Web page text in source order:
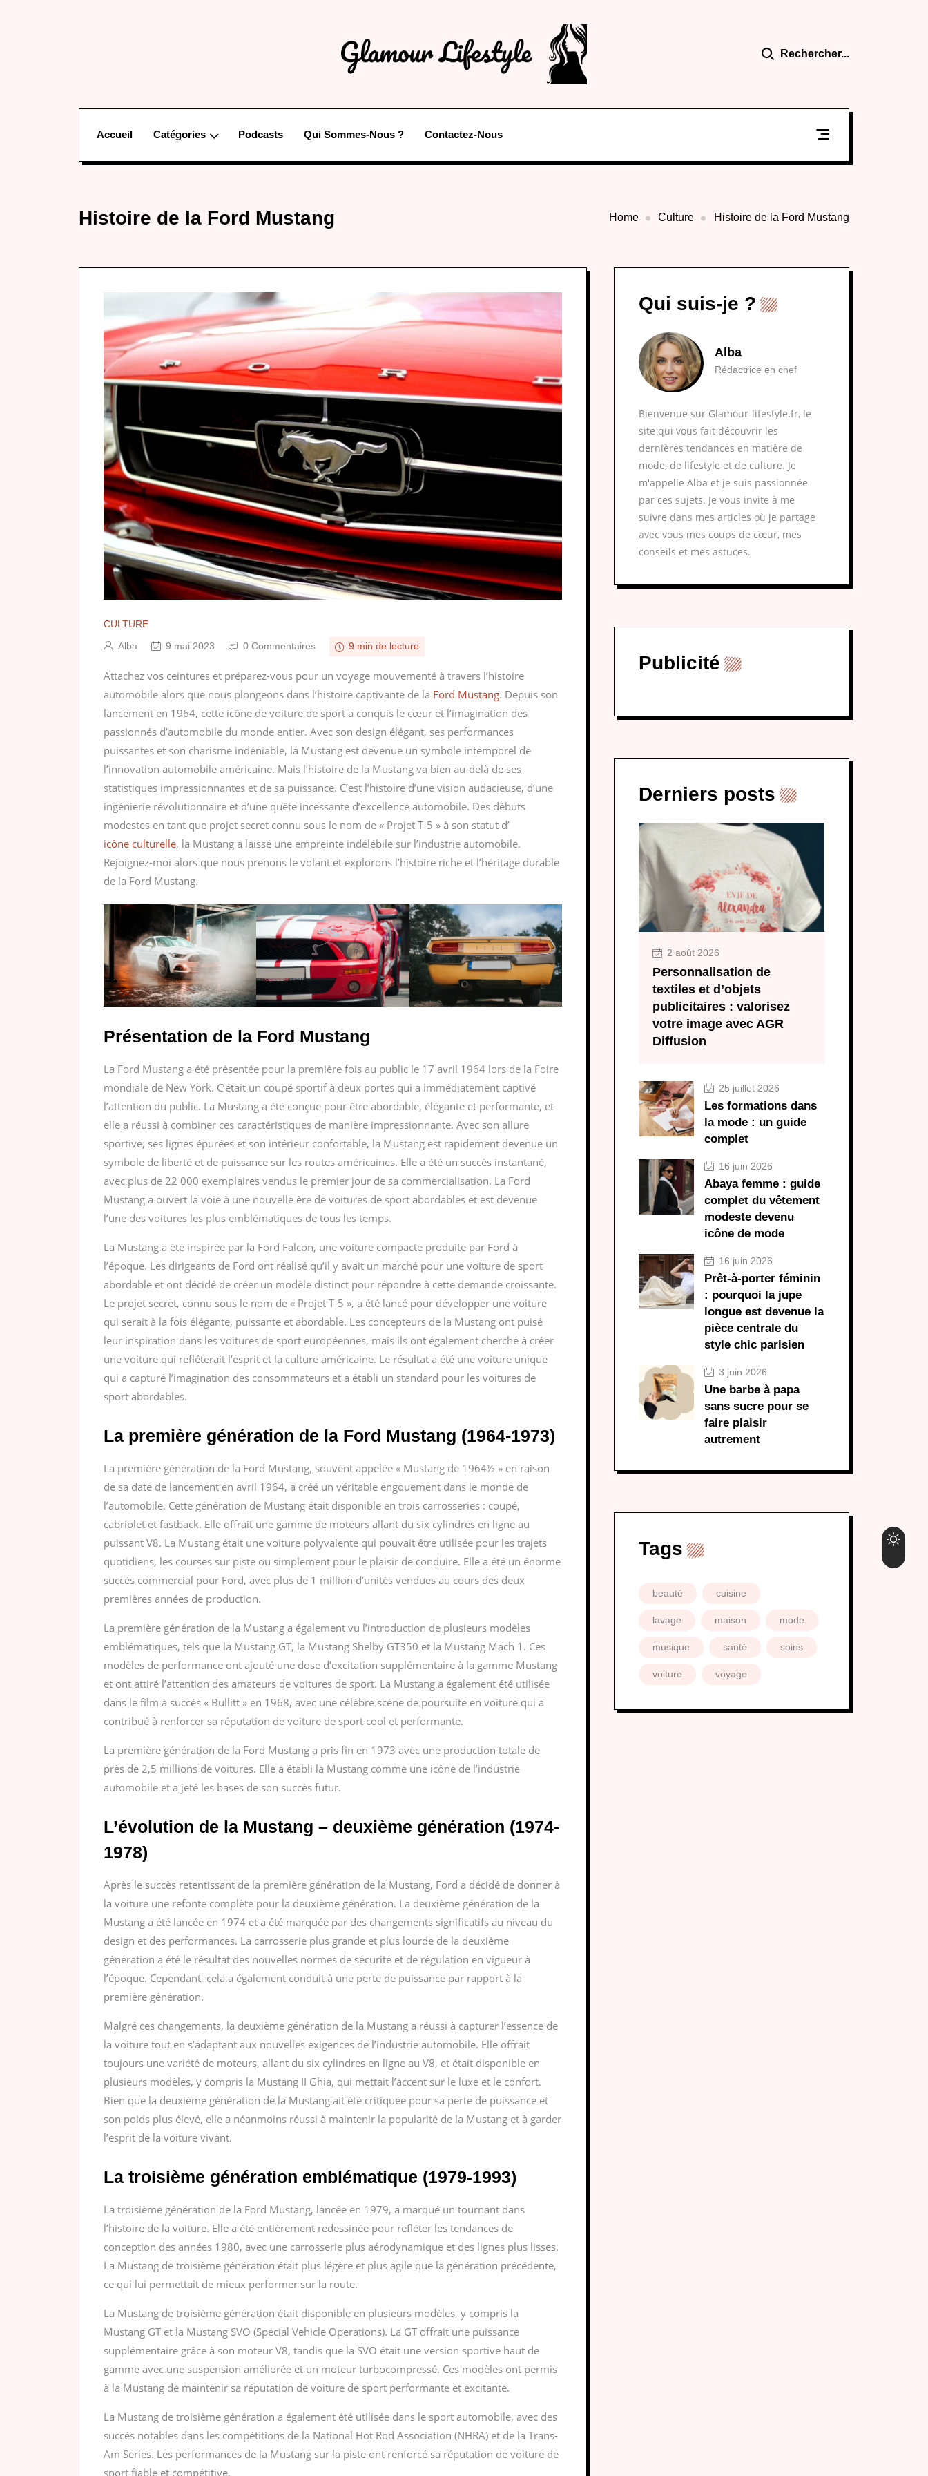
Rechercher...
Accueil Catégories Podcasts Qui Sommes-Nous ? Contactez-Nous
Histoire de la Ford Mustang Home Culture Histoire de la Ford Mustang
CULTURE
Alba
9 mai 2023 0 Commentaires 9 min de lecture
Attachez vos ceintures et préparez-vous pour un voyage mouvementé à travers l’histoire
automobile alors que nous plongeons dans l’histoire captivante de la Ford Mustang. Depuis son
lancement en 1964, cette icône de voiture de sport a conquis le cœur et l’imagination des
passionnés d’automobile du monde entier. Avec son design élégant, ses performances
puissantes et son charisme indéniable, la Mustang est devenue un symbole intemporel de
l’innovation automobile américaine. Mais l’histoire de la Mustang va bien au-delà de ses
statistiques impressionnantes et de sa puissance. C’est l’histoire d’une vision audacieuse, d’une
ingénierie révolutionnaire et d’une quête incessante d’excellence automobile. Des débuts
modestes en tant que projet secret connu sous le nom de « Projet T-5 » à son statut d’
icône culturelle, la Mustang a laissé une empreinte indélébile sur l’industrie automobile.
Rejoignez-moi alors que nous prenons le volant et explorons l’histoire riche et l’héritage durable
de la Ford Mustang.
Présentation de la Ford Mustang
La Ford Mustang a été présentée pour la première fois au public le 17 avril 1964 lors de la Foire
mondiale de New York. C’était un coupé sportif à deux portes qui a immédiatement captivé
l’attention du public. La Mustang a été conçue pour être abordable, élégante et performante, et
elle a réussi à combiner ces caractéristiques de manière impressionnante. Avec son allure
sportive, ses lignes épurées et son intérieur confortable, la Mustang est rapidement devenue un
symbole de liberté et de puissance sur les routes américaines. Elle a été un succès instantané,
avec plus de 22 000 exemplaires vendus le premier jour de sa commercialisation. La Ford
Mustang a ouvert la voie à une nouvelle ère de voitures de sport abordables et est devenue
l’une des voitures les plus emblématiques de tous les temps.
La Mustang a été inspirée par la Ford Falcon, une voiture compacte produite par Ford à
l’époque. Les dirigeants de Ford ont réalisé qu’il y avait un marché pour une voiture de sport
abordable et ont décidé de créer un modèle distinct pour répondre à cette demande croissante.
Le projet secret, connu sous le nom de « Projet T-5 », a été lancé pour développer une voiture
qui serait à la fois élégante, puissante et abordable. Les concepteurs de la Mustang ont puisé
leur inspiration dans les voitures de sport européennes, mais ils ont également cherché à créer
une voiture qui refléterait l’esprit et la culture américaine. Le résultat a été une voiture unique
qui a capturé l’imagination des consommateurs et a établi un standard pour les voitures de
sport abordables.
La première génération de la Ford Mustang (1964-1973)
La première génération de la Ford Mustang, souvent appelée « Mustang de 1964½ » en raison
de sa date de lancement en avril 1964, a créé un véritable engouement dans le monde de
l’automobile. Cette génération de Mustang était disponible en trois carrosseries : coupé,
cabriolet et fastback. Elle offrait une gamme de moteurs allant du six cylindres en ligne au
puissant V8. La Mustang était une voiture polyvalente qui pouvait être utilisée pour les trajets
quotidiens, les courses sur piste ou simplement pour le plaisir de conduire. Elle a été un énorme
succès commercial pour Ford, avec plus de 1 million d’unités vendues au cours des deux
premières années de production.
La première génération de la Mustang a également vu l’introduction de plusieurs modèles
emblématiques, tels que la Mustang GT, la Mustang Shelby GT350 et la Mustang Mach 1. Ces
modèles de performance ont ajouté une dose d’excitation supplémentaire à la gamme Mustang
et ont attiré l’attention des amateurs de voitures de sport. La Mustang a également été utilisée
dans le film à succès « Bullitt » en 1968, avec une célèbre scène de poursuite en voiture qui a
contribué à renforcer sa réputation de voiture de sport cool et performante.
La première génération de la Ford Mustang a pris fin en 1973 avec une production totale de
près de 2,5 millions de voitures. Elle a établi la Mustang comme une icône de l’industrie
automobile et a jeté les bases de son succès futur.
L’évolution de la Mustang – deuxième génération (1974-
1978)
Après le succès retentissant de la première génération de la Mustang, Ford a décidé de donner à
la voiture une refonte complète pour la deuxième génération. La deuxième génération de la
Mustang a été lancée en 1974 et a été marquée par des changements significatifs au niveau du
design et des performances. La carrosserie plus grande et plus lourde de la deuxième
génération a été le résultat des nouvelles normes de sécurité et de régulation en vigueur à
l’époque. Cependant, cela a également conduit à une perte de puissance par rapport à la
première génération.
Malgré ces changements, la deuxième génération de la Mustang a réussi à capturer l’essence de
la voiture tout en s’adaptant aux nouvelles exigences de l’industrie automobile. Elle offrait
toujours une variété de moteurs, allant du six cylindres en ligne au V8, et était disponible en
plusieurs modèles, y compris la Mustang II Ghia, qui mettait l’accent sur le luxe et le confort.
Bien que la deuxième génération de la Mustang ait été critiquée pour sa perte de puissance et
son poids plus élevé, elle a néanmoins réussi à maintenir la popularité de la Mustang et à garder
l’esprit de la voiture vivant.
La troisième génération emblématique (1979-1993)
La troisième génération de la Ford Mustang, lancée en 1979, a marqué un tournant dans
l’histoire de la voiture. Elle a été entièrement redessinée pour refléter les tendances de
conception des années 1980, avec une carrosserie plus aérodynamique et des lignes plus lisses.
La Mustang de troisième génération était plus légère et plus agile que la génération précédente,
ce qui lui permettait de mieux performer sur la route.
La Mustang de troisième génération était disponible en plusieurs modèles, y compris la
Mustang GT et la Mustang SVO (Special Vehicle Operations). La GT offrait une puissance
supplémentaire grâce à son moteur V8, tandis que la SVO était une version sportive haut de
gamme avec une suspension améliorée et un moteur turbocompressé. Ces modèles ont permis
à la Mustang de maintenir sa réputation de voiture de sport performante et excitante.
La Mustang de troisième génération a également été utilisée dans le sport automobile, avec des
succès notables dans les compétitions de la National Hot Rod Association (NHRA) et de la Trans-
Am Series. Les performances de la Mustang sur la piste ont renforcé sa réputation de voiture de
sport fiable et compétitive.
Qui suis-je ?
Alba
Rédactrice en chef
Bienvenue sur Glamour-lifestyle.fr, le
site qui vous fait découvrir les
dernières tendances en matière de
mode, de lifestyle et de culture. Je
m'appelle Alba et je suis passionnée
par ces sujets. Je vous invite à me
suivre dans mes articles où je partage
avec vous mes coups de cœur, mes
conseils et mes astuces.
Publicité
Derniers posts
2 août 2026
Personnalisation de
textiles et d’objets
publicitaires : valorisez
votre image avec AGR
Diffusion
25 juillet 2026
Les formations dans
la mode : un guide
complet
16 juin 2026
Abaya femme : guide
complet du vêtement
modeste devenu
icône de mode
16 juin 2026
Prêt-à-porter féminin
: pourquoi la jupe
longue est devenue la
pièce centrale du
style chic parisien
3 juin 2026
Une barbe à papa
sans sucre pour se
faire plaisir
autrement
Tags
beauté cuisine
lavage maison mode
musique santé soins
voiture voyage